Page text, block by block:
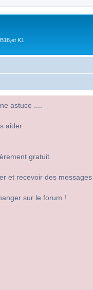
K1
astuce ....
aider.
gratuit.
et recevoir des
sur le forum !